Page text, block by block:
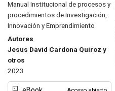
Manual Institucional de procesos y
procedimientos de Investigación,
Innovación y Emprendimiento
Autores
Jesus David Cardona Quiroz y
otros
2023